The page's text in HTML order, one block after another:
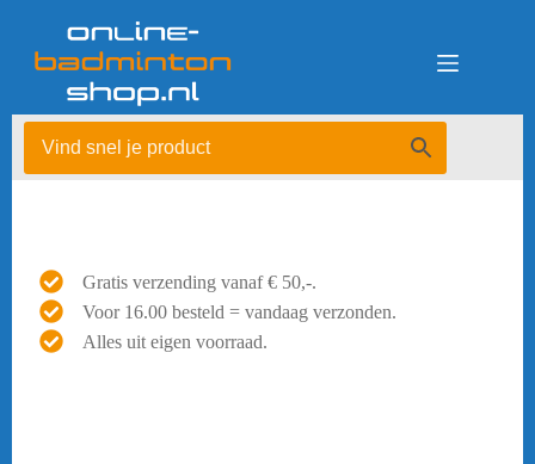
Gratis verzending vanaf € 50,-.
Voor 16.00 besteld = vandaag verzonden.
Alles uit eigen voorraad.